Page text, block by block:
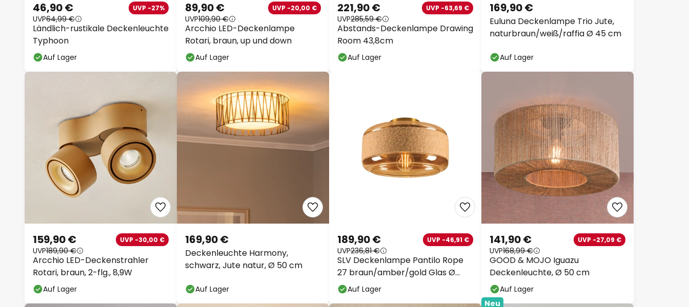
Ländlich-rustikale Deckenleuchte
Typhoon
46,90 € UVP -27%
UVP64,99 €
Auf Lager
Arcchio LED-Deckenlampe
Rotari, braun, up und down
89,90 € UVP -20,00 €
UVP109,90 €
Auf Lager
Abstands-Deckenlampe Drawing
Room 43,8cm
221,90 € UVP -63,69 €
UVP285,59 €
Auf Lager
Euluna Deckenlampe Trio Jute,
naturbraun/weiß/raffia Ø 45 cm
169,90 €
Auf Lager
Arcchio LED-Deckenstrahler
Rotari, braun, 2-flg., 8,9W
159,90 € UVP -30,00 €
UVP189,90 €
Auf Lager
Deckenleuchte Harmony,
schwarz, Jute natur, Ø 50 cm
169,90 €
Auf Lager
SLV Deckenlampe Pantilo Rope
27 braun/amber/gold Glas Ø
27cm
189,90 € UVP -46,91 €
UVP236,81 €
Auf Lager
GOOD & MOJO Iguazu
Deckenleuchte, Ø 50 cm
141,90 € UVP -27,09 €
UVP168,99 €
Auf Lager
Neu